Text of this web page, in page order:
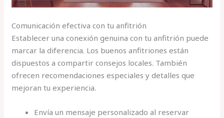
Comunicación efectiva con tu anfitrión
Establecer una conexión genuina con tu anfitrión puede
marcar la diferencia. Los buenos anfitriones están
dispuestos a compartir consejos locales. También
ofrecen recomendaciones especiales y detalles que
mejoran tu experiencia.
Envía un mensaje personalizado al reservar